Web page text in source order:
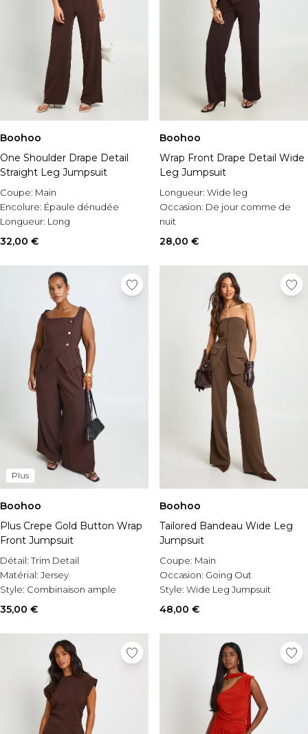
Boohoo
One Shoulder Drape Detail
Straight Leg Jumpsuit
Coupe: Main
Encolure: Épaule dénudée
Longueur: Long
32,00 €
Boohoo
Wrap Front Drape Detail Wide
Leg Jumpsuit
Longueur: Wide leg
Occasion: De jour comme de
nuit
Style:Combinaison ample
28,00 €
Plus
Boohoo
Plus Crepe Gold Button Wrap
Front Jumpsuit
Détail:Trim Detail
Matérial: Jersey
Style: Combinaison ample
35,00 €
Boohoo
Tailored Bandeau Wide Leg
Jumpsuit
Coupe: Main
Occasion: Going Out
Style: Wide Leg Jumpsuit
48,00 €